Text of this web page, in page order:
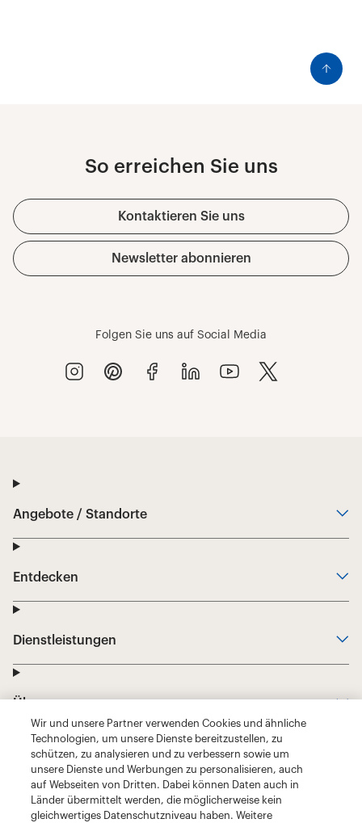
Wir und unsere Partner verwenden Cookies und ähnliche
Technologien, um unsere Dienste bereitzustellen, zu
schützen, zu analysieren und zu verbessern sowie um
unsere Dienste und Werbungen zu personalisieren, auch
auf Webseiten von Dritten. Dabei können Daten auch in
Länder übermittelt werden, die möglicherweise kein
gleichwertiges Datenschutzniveau haben. Weitere